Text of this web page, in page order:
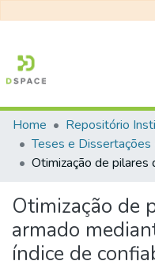
Communities &
All of DSpace
Statistics
Home
Otimização de
armado
índice de